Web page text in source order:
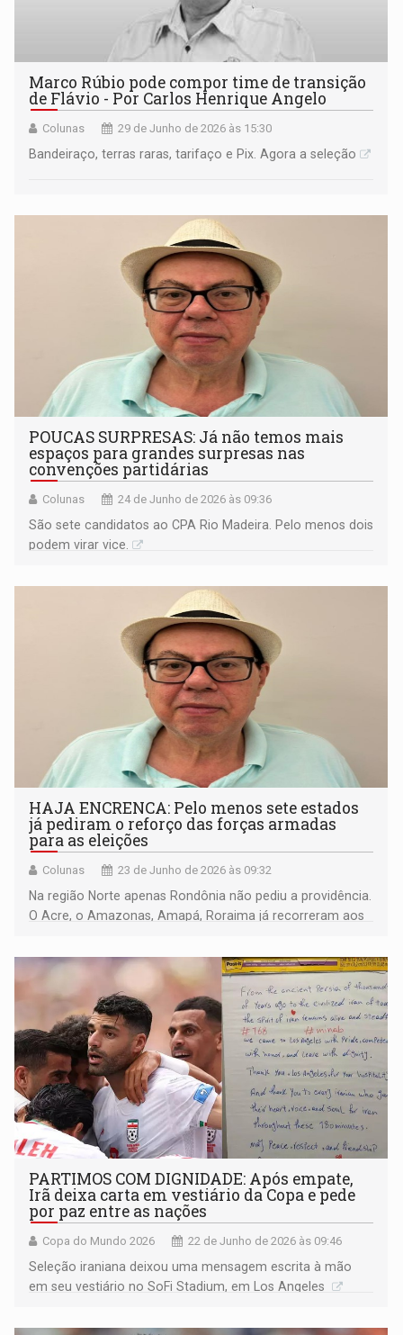
Marco Rúbio pode compor time de transição
de Flávio - Por Carlos Henrique Angelo
Colunas 29 de Junho de 2026 às 15:30
Bandeiraço, terras raras, tarifaço e Pix. Agora a seleção
POUCAS SURPRESAS: Já não temos mais
espaços para grandes surpresas nas
convenções partidárias
Colunas 24 de Junho de 2026 às 09:36
São sete candidatos ao CPA Rio Madeira. Pelo menos dois
podem virar vice.
HAJA ENCRENCA: Pelo menos sete estados
já pediram o reforço das forças armadas
para as eleições
Colunas 23 de Junho de 2026 às 09:32
Na região Norte apenas Rondônia não pediu a providência.
O Acre, o Amazonas, Amapá, Roraima já recorreram aos
PARTIMOS COM DIGNIDADE: Após empate,
Irã deixa carta em vestiário da Copa e pede
por paz entre as nações
Copa do Mundo 2026 22 de Junho de 2026 às 09:46
Seleção iraniana deixou uma mensagem escrita à mão
em seu vestiário no SoFi Stadium, em Los Angeles